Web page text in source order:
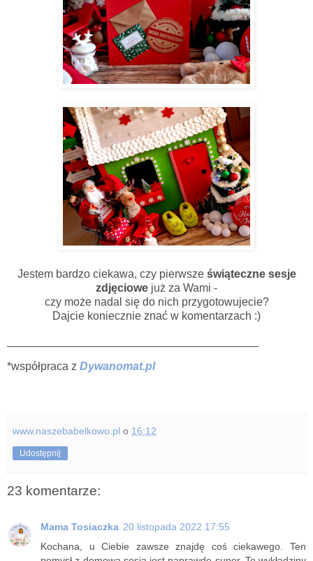
Jestem bardzo ciekawa, czy pierwszeświąteczne sesje
zdjęciowe już za Wami -
czy może nadal się do nich przygotowujecie?
Dajcie koniecznie znać w komentarzach :)
*współpraca z Dywanomat.pl
www.naszebabelkowo.pl o 16:12
Udostępnij
23 komentarze:
Mama Tosiaczka 20 listopada 2022 17:55
Kochana, u Ciebie zawsze znajdę coś ciekawego. Ten